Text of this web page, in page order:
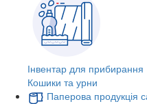
Інвентар для прибирання
Кошики та урни
Паперова продукція